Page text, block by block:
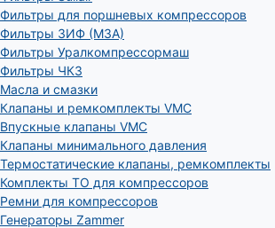
Фильтры для поршневых компрессоров
Фильтры ЗИФ (МЗА)
Фильтры Уралкомпрессормаш
Фильтры ЧКЗ
Масла и смазки
Клапаны и ремкомплекты VMC
Впускные клапаны VMC
Клапаны минимального давления
Термостатические клапаны, ремкомплекты
Комплекты ТО для компрессоров
Ремни для компрессоров
Генераторы Zammer